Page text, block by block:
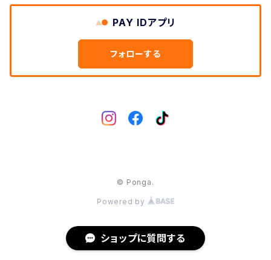
DIXNA/ディズナ
DKG/ディーケージー
DYEDBRO/ダイブロ
PAY IDアプリ
フォローする
© Ponga.
Powered by
ショップに質問する